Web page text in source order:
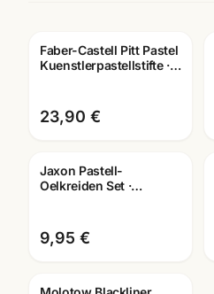
Faber-Castell Pitt Pastel
Kuenstlerpastellstifte ·
23,90 €
Jaxon Pastell-
Oelkreiden Set ·
Mannheim
9,95 €